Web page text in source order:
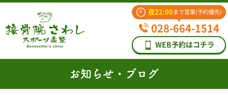
夜22:00 まで営業(予約優先)
028-664-1514
WEB予約はコチラ
お知らせ・ブログ